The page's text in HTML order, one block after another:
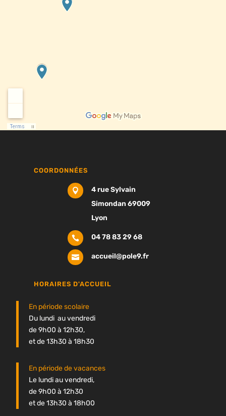
COORDONNÉES

4 rue Sylvain
Simondan 69009
Lyon
 04 78 83 29 68
 accueil@pole9.fr
HORAIRES D'ACCUEIL
En période scolaire
Du lundi au vendredi
de 9h00 à 12h30,
et de 13h30 à 18h30
En période de vacances
Le lundi au vendredi,
de 9h00 à 12h30
et de 13h30 à 18h00